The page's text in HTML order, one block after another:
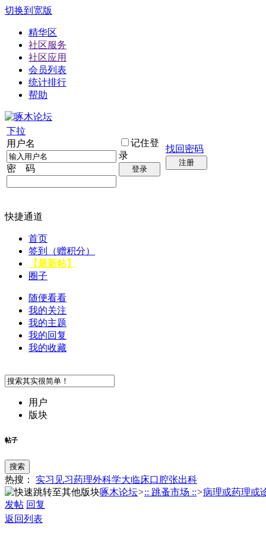
切换到宽版
精华区
社区服务
社区应用
会员列表
统计排行
帮助
下拉
用户名
密 码
记住登
录
登录
找回密码
注册
快捷通道
首页
签到（赠积分）
【最新帖】
圈子
随便看看
我的关注
我的主题
我的回复
我的收藏
用户
版块
帖子
搜索
热搜： 实习 见习药理外科学大临床口腔张出科
啄木论坛>:: 跳蚤市场 ::>病理或药理或
发帖 回复
返回列表